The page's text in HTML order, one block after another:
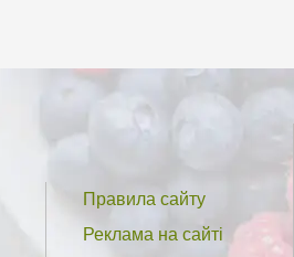
Правила сайту
Реклама на сайті